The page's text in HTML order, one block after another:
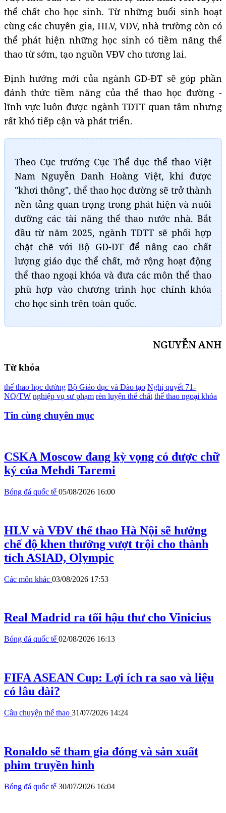
thể chất cho học sinh. Từ những buổi sinh hoạt
cùng các chuyên gia, HLV, VĐV, nhà trường còn có
thể phát hiện những học sinh có tiềm năng thể
thao từ sớm, tạo nguồn VĐV cho tương lai.
Định hướng mới của ngành GD-ĐT sẽ góp phần
đánh thức tiềm năng của thể thao học đường -
lĩnh vực luôn được ngành TDTT quan tâm nhưng
rất khó tiếp cận và phát triển.
Theo Cục trưởng Cục Thể dục thể thao Việt
Nam Nguyễn Danh Hoàng Việt, khi được
"khơi thông", thể thao học đường sẽ trở thành
nền tảng quan trọng trong phát hiện và nuôi
dưỡng các tài năng thể thao nước nhà. Bắt
đầu từ năm 2025, ngành TDTT sẽ phối hợp
chặt chẽ với Bộ GD-ĐT để nâng cao chất
lượng giáo dục thể chất, mở rộng hoạt động
thể thao ngoại khóa và đưa các môn thể thao
phù hợp vào chương trình học chính khóa
cho học sinh trên toàn quốc.
NGUYỄN ANH
Từ khóa
thể thao học đường Bộ Giáo dục và Đào tạo Nghị quyết 71-
NQ/TW nghiệp vụ sư phạm rèn luyện thể chất thể thao ngoại khóa
Tin cùng chuyên mục
CSKA Moscow đang kỳ vọng có được chữ
ký của Mehdi Taremi
Bóng đá quốc tế 05/08/2026 16:00
HLV và VĐV thể thao Hà Nội sẽ hưởng
chế độ khen thưởng vượt trội cho thành
tích ASIAD, Olympic
Các môn khác 03/08/2026 17:53
Real Madrid ra tối hậu thư cho Vinicius
Bóng đá quốc tế 02/08/2026 16:13
FIFA ASEAN Cup: Lợi ích ra sao và liệu
có lâu dài?
Câu chuyện thể thao 31/07/2026 14:24
Ronaldo sẽ tham gia đóng và sản xuất
phim truyền hình
Bóng đá quốc tế 30/07/2026 16:04